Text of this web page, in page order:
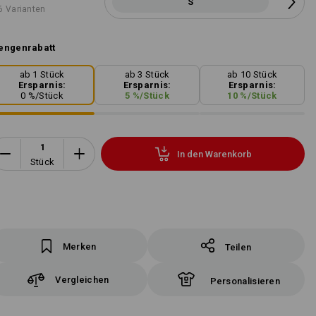
Varianten
ab 1 Stück
Ersparnis:
0 %/Stück
ab 3 Stück
Ersparnis:
5 %/Stück
ab 10 Stück
Ersparnis:
10 %/Stück
Stück
In den Warenkorb
Merken Teilen
Vergleichen Personalisieren